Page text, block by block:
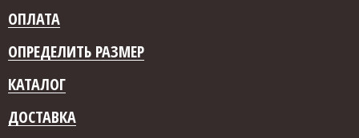
ОПЛАТА
ОПРЕДЕЛИТЬ РАЗМЕР
КАТАЛОГ
ДОСТАВКА